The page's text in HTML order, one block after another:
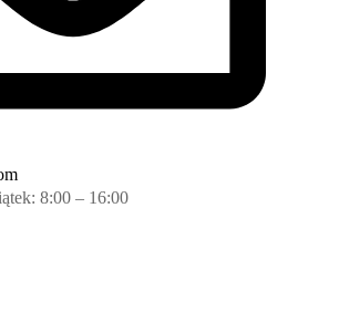
8:00 – 16:00